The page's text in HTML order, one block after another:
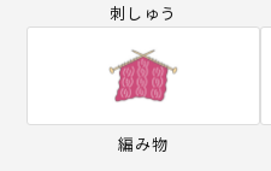
刺しゅう
編み物